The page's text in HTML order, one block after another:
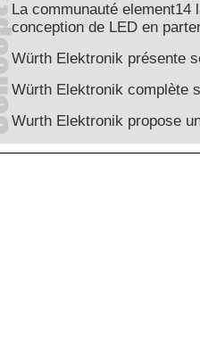
La communauté element14
conception de LED en
Würth Elektronik présente
Würth Elektronik complète
Wurth Elektronik propose